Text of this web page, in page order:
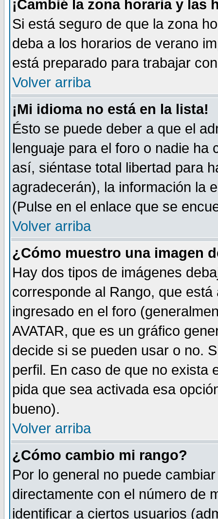
¡Cambié la zona horaria y
Si está seguro de que la zona
deba a los horarios de verano
está preparado para trabajar
Volver arriba
¡Mi idioma no está en la lista!
Ésto se puede deber a que el
lenguaje para el foro o nadie ha
así, siéntase total libertad para
agradecerán), la información la
(Pulse en el enlace que se
Volver arriba
¿Cómo muestro una imagen
Hay dos tipos de imágenes
corresponde al Rango, que
ingresado en el foro
AVATAR, que es un gráfico
decide si se pueden usar o no.
perfil. En caso de que no exista
pida que sea activada esa
bueno).
Volver arriba
¿Cómo cambio mi rango?
Por lo general no puede
directamente con el número de
identificar a ciertos usuarios